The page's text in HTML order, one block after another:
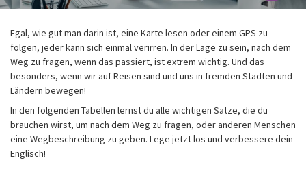
Egal, wie gut man darin ist, eine Karte lesen oder einem GPS zu
folgen, jeder kann sich einmal verirren. In der Lage zu sein, nach dem
Weg zu fragen, wenn das passiert, ist extrem wichtig. Und das
besonders, wenn wir auf Reisen sind und uns in fremden Städten und
Ländern bewegen!
In den folgenden Tabellen lernst du alle wichtigen Sätze, die du
brauchen wirst, um nach dem Weg zu fragen, oder anderen Menschen
eine Wegbeschreibung zu geben. Lege jetzt los und verbessere dein
Englisch!